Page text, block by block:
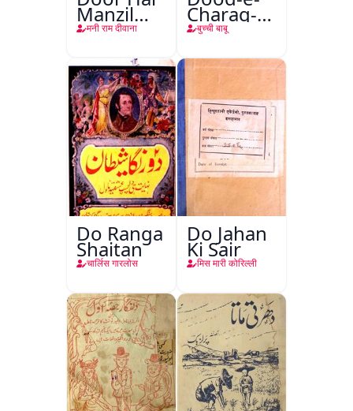
Manzil
Teri
मनी राम दीवाना
Charag-e-
Mahfil
बुच्ची बाबू
Do Ranga
Shaitan
चार्लिस गारलोस
Do Jahan
Ki Sair
मिस मारी कोरिल्ली